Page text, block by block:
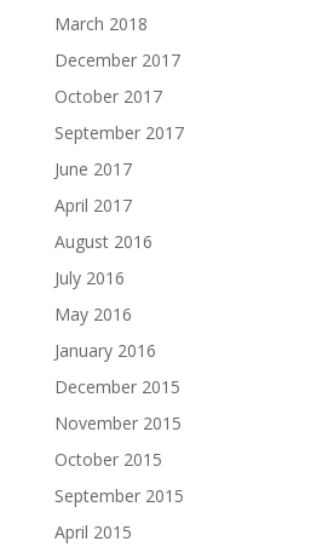
March 2018
December 2017
October 2017
September 2017
June 2017
April 2017
August 2016
July 2016
May 2016
January 2016
December 2015
November 2015
October 2015
September 2015
April 2015